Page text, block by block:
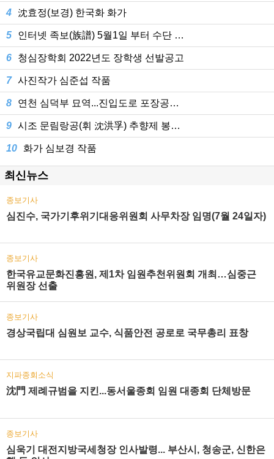
4 沈효정(보경) 한국화 화가
5 인터넷 족보(族譜) 5월1일 부터 수단 …
6 청심장학회 2022년도 장학생 선발공고
7 사진작가 심준섭 작품
8 연천 심덕부 묘역...진입도로 포장공…
9 시조 문림랑공(휘 沈洪孚) 추향제 봉…
10 화가 심보경 작품
최신뉴스
종보기사
심진수, 국가기후위기대응위원회 사무차장 임명(7월 24일자)
종보기사
한국유교문화진흥원, 제1차 임원추천위원회 개최…심중근
위원장 선출
종보기사
경상국립대 심원보 교수, 식품안전 공로로 국무총리 표창
지파종회소식
沈門 제례규범을 지킨...동서울종회 임원 대종회 단체방문
종보기사
심욱기 대전지방국세청장 인사발령... 부산시, 청송군, 신한은